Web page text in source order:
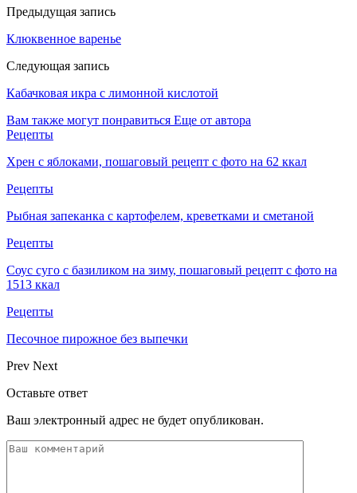
Предыдущая запись
Клюквенное варенье
Следующая запись
Кабачковая икра с лимонной кислотой
Вам также могут понравиться Еще от автора
Рецепты
Хрен с яблоками, пошаговый рецепт с фото на 62 ккал
Рецепты
Рыбная запеканка с картофелем, креветками и сметаной
Рецепты
Соус суго с базиликом на зиму, пошаговый рецепт с фото на
1513 ккал
Рецепты
Песочное пирожное без выпечки
Prev Next
Оставьте ответ
Ваш электронный адрес не будет опубликован.